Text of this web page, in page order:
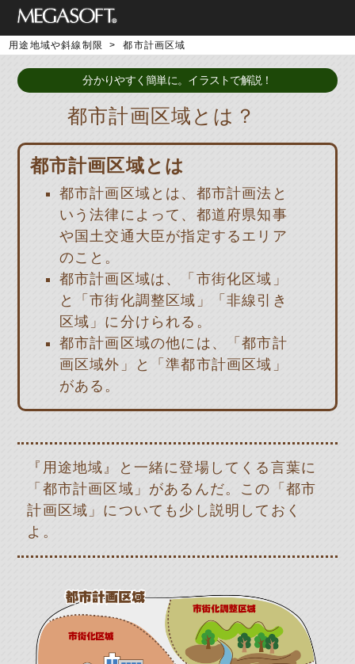
用途地域や斜線制限 > 都市計画区域
分かりやすく簡単に。イラストで解説！
都市計画区域とは？
都市計画区域とは
都市計画区域とは、都市計画法と
いう法律によって、都道府県知事
や国土交通大臣が指定するエリア
のこと。
都市計画区域は、「市街化区域」
と「市街化調整区域」「非線引き
区域」に分けられる。
都市計画区域の他には、「都市計
画区域外」と「準都市計画区域」
がある。
『用途地域』と一緒に登場してくる言葉に
「都市計画区域」があるんだ。この「都市
計画区域」についても少し説明しておく
よ。